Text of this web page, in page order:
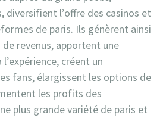
diversifient l’offre des casinos et
de paris. Ils génèrent ainsi
revenus, apportent une
créent un
fans, élargissent les options de
les profits des
plus grande variété de paris et